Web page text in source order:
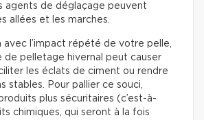
agents de déglaçage peuvent
allées et les marches.
avec l’impact répété de votre pelle,
de pelletage hivernal peut causer
les éclats de ciment ou rendre
stables. Pour pallier ce souci,
plus sécuritaires (c’est-à-
chimiques, qui seront à la fois